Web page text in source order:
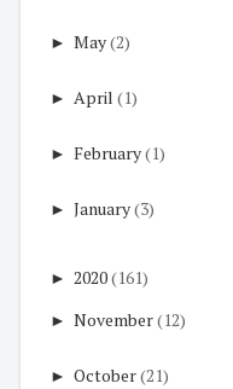
► May(2)
► April (1)
► February(1)
► January(3)
► 2020(161)
► November(12)
► October(21)